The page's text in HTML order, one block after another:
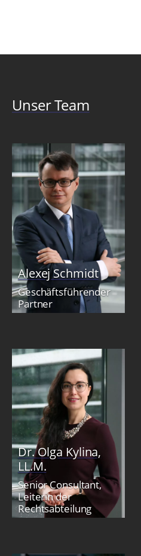
Unser Team
Alexej Schmidt
Geschäftsführender
Partner
Dr. Olga Kylina,
LL.M.
Senior Consultant,
Leiterin der
Rechtsabteilung